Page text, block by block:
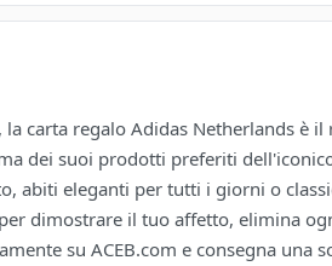
carta regalo Adidas Netherlands è
dei suoi prodotti preferiti
abiti eleganti per tutti i giorni o
dimostrare il tuo affetto, elimina
su ACEB.com e consegna una